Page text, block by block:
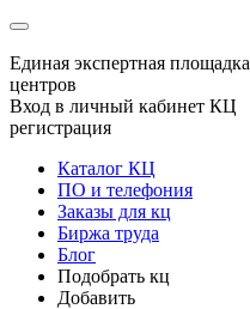
Единая экспертная площадка
центров
Вход в личный кабинет КЦ
регистрация
Каталог КЦ
ПО и телефония
Заказы для кц
Биржа труда
Блог
Подобрать кц
Добавить